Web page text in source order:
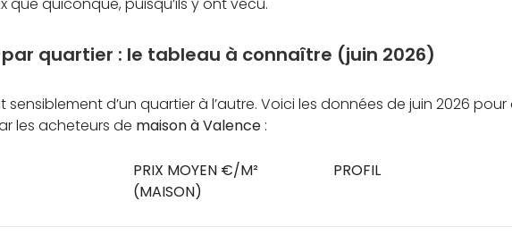
par quartier : le tableau à connaître (juin 2026)
sensiblement d’un quartier à l’autre. Voici les données de juin 2026
les acheteurs de maison à Valence :
PRIX MOYEN €/M²
(MAISON)
PROFIL